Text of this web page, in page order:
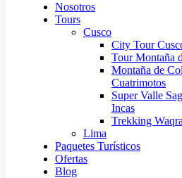
Nosotros
Tours
Cusco
City Tour
Tour Montaña
Montaña de
Cuatrimotos
Super Valle
Incas
Trekking
Lima
Paquetes Turísticos
Ofertas
Blog